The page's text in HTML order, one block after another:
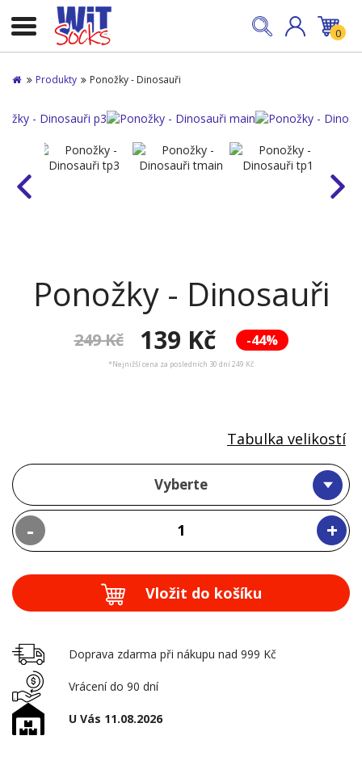
0
Produkty Ponožky - Dinosauři
Ponožky - Dinosauři
-44%
249 Kč 139 Kč
*Nejnižší cena za posledních 30 dní 249 Kč
Vyberte
- +
Tabulka velikostí
Vložit do košíku
Doprava zdarma při nákupu nad 999 Kč
Vrácení do 90 dní
U Vás 11.08.2026